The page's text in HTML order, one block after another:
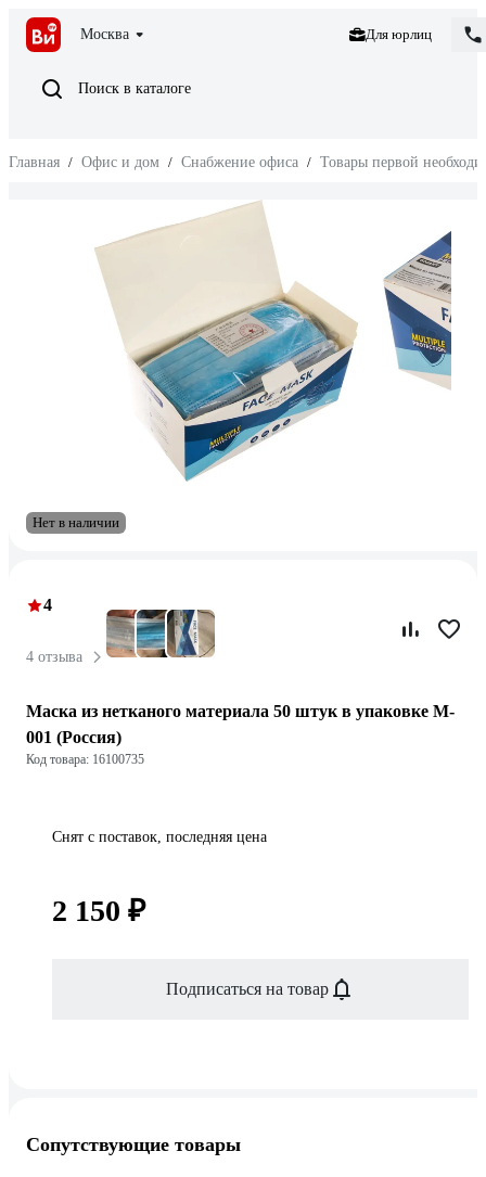
Москва Для юрлиц
Поиск в каталоге
Главная / Офис и дом / Снабжение офиса / Товары первой
Нет в наличии
4
4 отзыва
Маска из нетканого материала 50 штук в упаковке M-
001 (Россия)
Код товара: 16100735
Снят с поставок, последняя цена
2 150 ₽
Подписаться на товар
Сопутствующие товары